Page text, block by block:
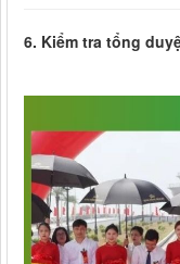
6. Kiểm tra tổng